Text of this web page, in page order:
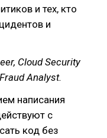
и тех, кто
и
Cloud Security
Analyst.
написания
с
код без